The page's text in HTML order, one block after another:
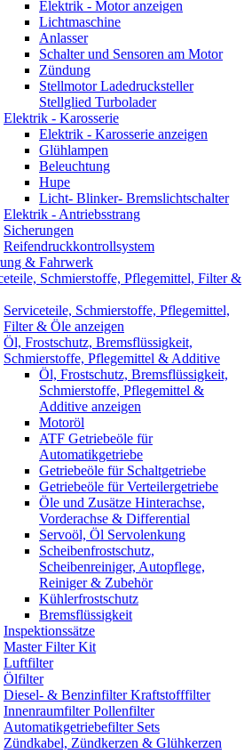
Elektrik - Motor anzeigen
Lichtmaschine
Anlasser
Schalter und Sensoren am Motor
Zündung
Stellmotor Ladedrucksteller
Stellglied Turbolader
Elektrik - Karosserie
Elektrik - Karosserie anzeigen
Glühlampen
Beleuchtung
Hupe
Licht- Blinker- Bremslichtschalter
Elektrik - Antriebsstrang
Sicherungen
Reifendruckkontrollsystem
& Fahrwerk
Schmierstoffe, Pflegemittel, Filter &
Serviceteile, Schmierstoffe, Pflegemittel,
Filter & Öle anzeigen
Öl, Frostschutz, Bremsflüssigkeit,
Schmierstoffe, Pflegemittel & Additive
Öl, Frostschutz, Bremsflüssigkeit,
Schmierstoffe, Pflegemittel &
Additive anzeigen
Motoröl
ATF Getriebeöle für
Automatikgetriebe
Getriebeöle für Schaltgetriebe
Getriebeöle für Verteilergetriebe
Öle und Zusätze Hinterachse,
Vorderachse & Differential
Servoöl, Öl Servolenkung
Scheibenfrostschutz,
Scheibenreiniger, Autopflege,
Reiniger & Zubehör
Kühlerfrostschutz
Bremsflüssigkeit
Inspektionssätze
Master Filter Kit
Luftfilter
Ölfilter
Diesel- & Benzinfilter Kraftstofffilter
Innenraumfilter Pollenfilter
Automatikgetriebefilter Sets
Zündkabel, Zündkerzen & Glühkerzen